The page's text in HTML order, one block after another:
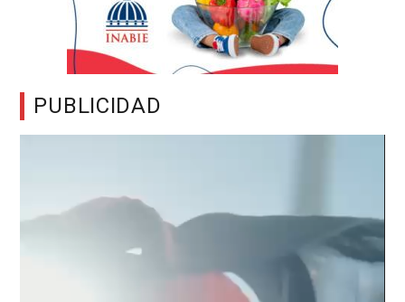
PUBLICIDAD